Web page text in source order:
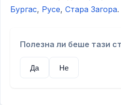
Бургас, Русе, Стара Загора.
Полезна ли беше тази
Да Не